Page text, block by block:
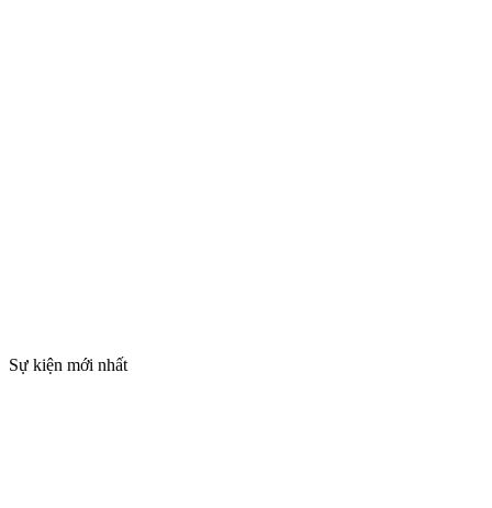
Sự kiện mới nhất